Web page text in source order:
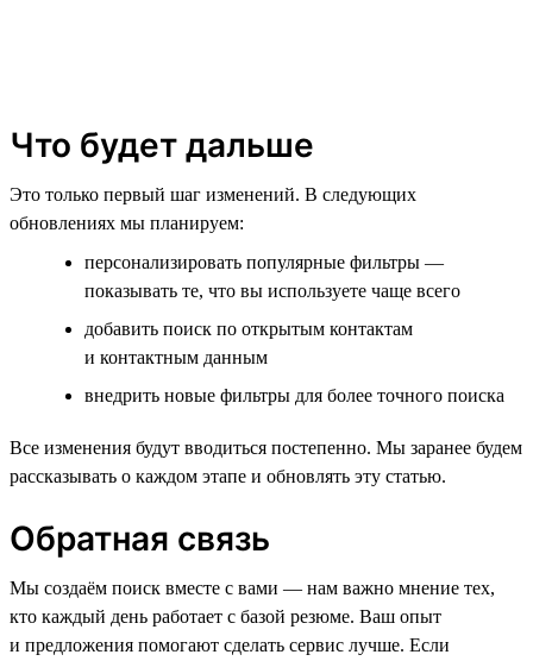
Что будет дальше
Это только первый шаг изменений. В следующих
обновлениях мы планируем:
персонализировать популярные фильтры —
показывать те, что вы используете чаще всего
добавить поиск по открытым контактам
и контактным данным
внедрить новые фильтры для более точного поиска
Все изменения будут вводиться постепенно. Мы заранее будем
рассказывать о каждом этапе и обновлять эту статью.
Обратная связь
Мы создаём поиск вместе с вами — нам важно мнение тех,
кто каждый день работает с базой резюме. Ваш опыт
и предложения помогают сделать сервис лучше. Если